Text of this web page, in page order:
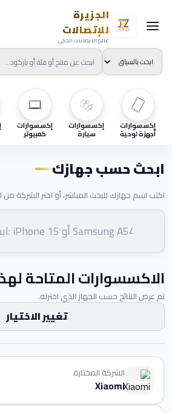
الجزيرة
للإتصالات
عالم الاتصالات الذكي
إكسسوارات
أجهزة لوحية
إكسسوارات
سيارة
إكسسوارات
كمبيوتر
ابحث حسب جهازك
اكتب اسم جهازك للبحث المباشر، أو اختر الشركة من
الاكسسوارات المتاحة
تم عرض النتائج حسب الجهاز الذي اخترته.
تغيير الاختيار
الشركة المختارة
Xiaomi